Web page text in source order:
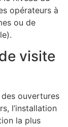
opérateurs à
ou de
visite
ouvertures
l’installation
la plus